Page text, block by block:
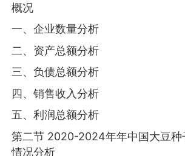
概况
一、企业数量分析
二、资产总额分析
三、负债总额分析
四、销售收入分析
五、利润总额分析
第二节 2020-2024年年中国大豆种
情况分析